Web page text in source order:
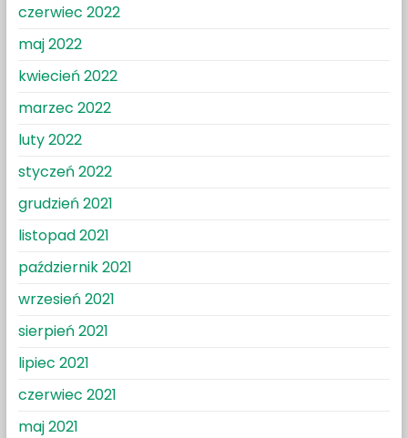
czerwiec 2022
maj 2022
kwiecień 2022
marzec 2022
luty 2022
styczeń 2022
grudzień 2021
listopad 2021
październik 2021
wrzesień 2021
sierpień 2021
lipiec 2021
czerwiec 2021
maj 2021